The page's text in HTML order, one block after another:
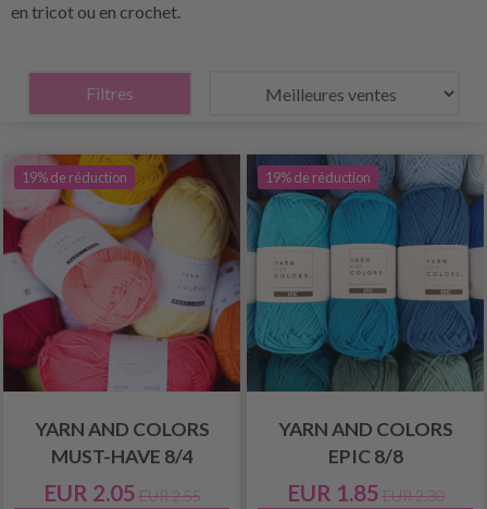
en tricot ou en crochet.
Filtres
19% de réduction
YARN AND COLORS
MUST-HAVE 8/4
EUR 2.05 EUR 2.55
19% de réduction
YARN AND COLORS
EPIC 8/8
EUR 1.85 EUR 2.30